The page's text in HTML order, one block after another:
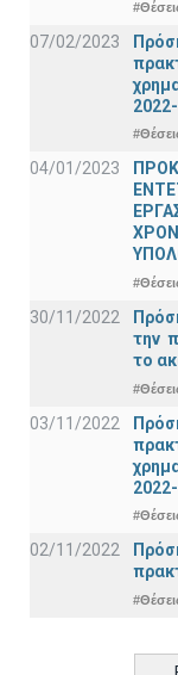
07/02/2023
04/01/2023
30/11/2022
την
το
03/11/2022
02/11/2022